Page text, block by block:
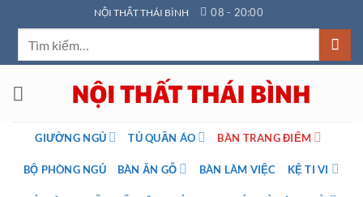
qua
dung
NỘI THẤT THÁI BÌNH 08 - 20:00
GIƯỜNG NGỦ TỦ QUẦN ÁO BÀN TRANG ĐIỂM
BỘ PHÒNG NGỦ BÀN ĂN GỖ BÀN LÀM VIỆC KỆ TI VI